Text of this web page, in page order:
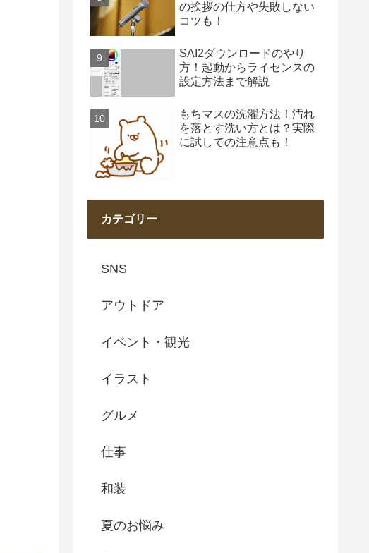
の挨拶の仕方や失敗しない
コツも！
SAI2ダウンロードのやり
方！起動からライセンスの
設定方法まで解説
もちマスの洗濯方法！汚れ
を落とす洗い方とは？実際
に試しての注意点も！
カテゴリー
SNS
アウトドア
イベント・観光
イラスト
グルメ
仕事
和装
夏のお悩み